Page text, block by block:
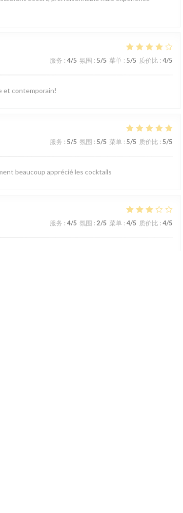
服务 : 4/5 氛围 : 5/5 菜单 : 5/5 质价比 : 4/5
et contemporain!
服务 : 5/5 氛围 : 5/5 菜单 : 5/5 质价比 : 5/5
beaucoup apprécié les cocktails
服务 : 4/5 氛围 : 2/5 菜单 : 4/5 质价比 : 4/5